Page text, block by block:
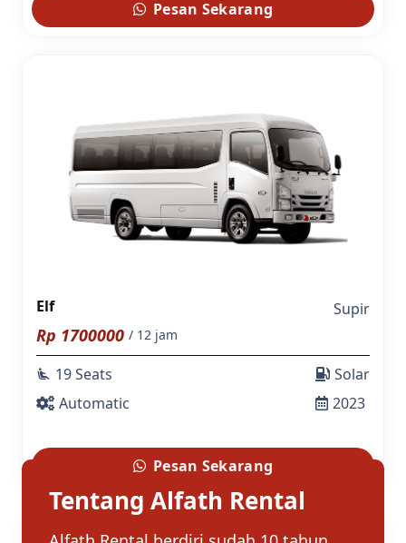
Pesan Sekarang
Elf Supir
Rp 1700000 / 12 jam
airline_seat_recline_extra 19 Seats
Automatic
Solar
2023
Pesan Sekarang
Tentang Alfath Rental